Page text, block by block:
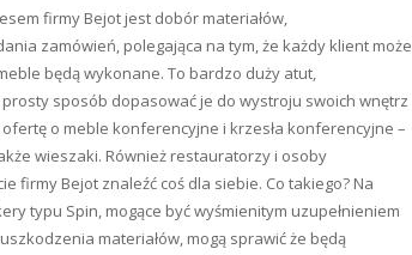
firmy Bejot jest dobór materiałów,
zamówień, polegająca na tym, że każdy klient może
będą wykonane. To bardzo duży atut,
sposób dopasować je do wystroju swoich wnętrz
o meble konferencyjne i krzesła konferencyjne –
wieszaki. Również restauratorzy i osoby
firmy Bejot znaleźć coś dla siebie. Co takiego? Na
typu Spin, mogące być wyśmienitym uzupełnieniem
materiałów, mogą sprawić że będą